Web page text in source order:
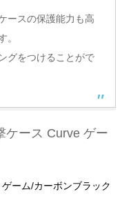
ースの保護能力も高
。
グをつけることがで
ケース Curve ゲー
ーム/カーボンブラック